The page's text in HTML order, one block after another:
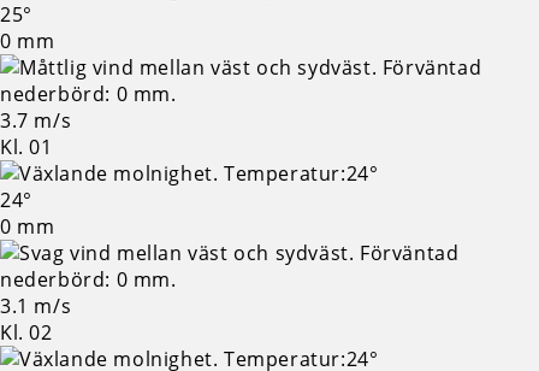
25°
0 mm
3.7 m/s
Kl. 01
24°
0 mm
3.1 m/s
Kl. 02